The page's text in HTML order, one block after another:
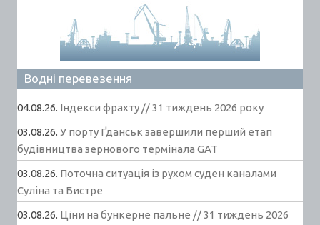
Водні перевезення
04.08.26. Індекси фрахту // 31 тиждень 2026 року
03.08.26. У порту Ґданськ завершили перший етап
будівництва зернового термінала GAT
03.08.26. Поточна ситуація із рухом суден каналами
Суліна та Бистре
03.08.26. Ціни на бункерне пальне // 31 тиждень 2026